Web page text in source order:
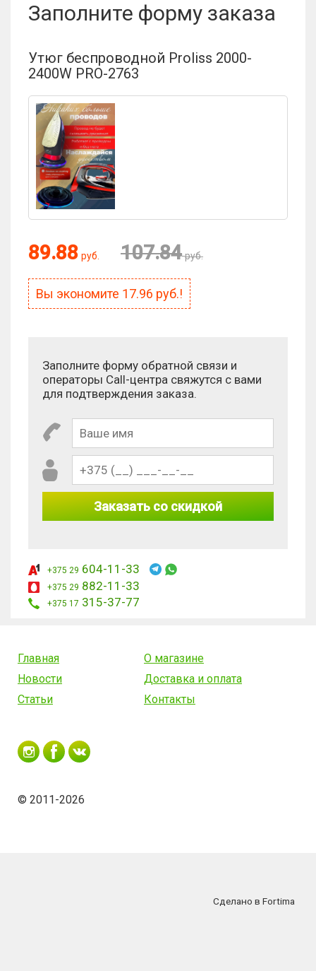
Заполните форму заказа
Утюг беспроводной Proliss 2000-
2400W PRO-2763
89.88 руб. 107.84 руб.
Вы экономите 17.96 руб.!
Заполните форму обратной связи и
операторы Call-центра свяжутся с вами
для подтверждения заказа.
Заказать со скидкой
+375 29 604-11-33
+375 29 882-11-33
+375 17 315-37-77
Главная
О магазине
Новости
Доставка и оплата
Статьи
Контакты
© 2011-2026
Сделано в Fortima